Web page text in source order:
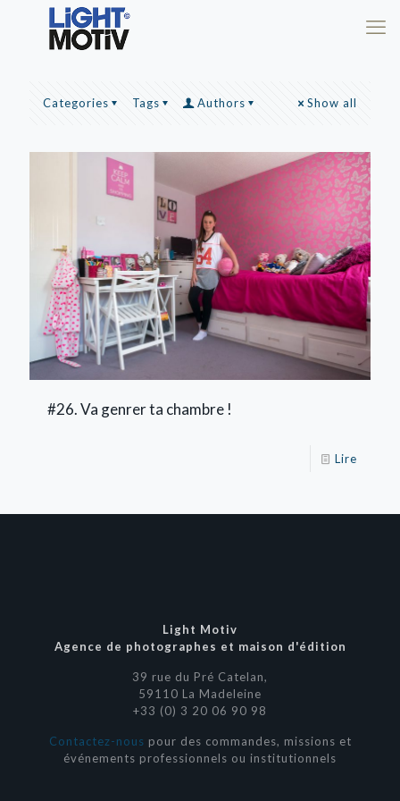
Categories Tags Authors Show all
#26. Va genrer ta chambre !
Lire
Light Motiv
Agence de photographes et maison d'édition
39 rue du Pré Catelan,
59110 La Madeleine
+33 (0) 3 20 06 90 98
Contactez-nous pour des commandes, missions et
événements professionnels ou institutionnels